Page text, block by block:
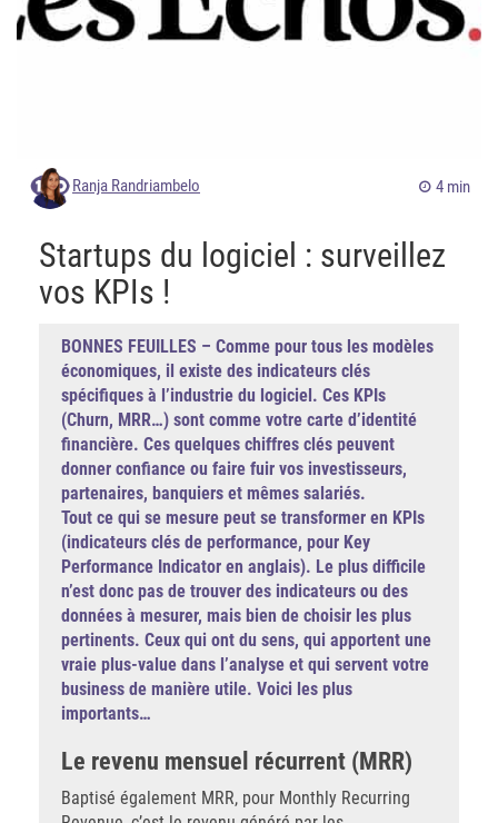
Ranja Randriambelo 4 min
Startups du logiciel : surveillez
vos KPIs !
BONNES FEUILLES – Comme pour tous les modèles
économiques, il existe des indicateurs clés
spécifiques à l’industrie du logiciel. Ces KPIs
(Churn, MRR…) sont comme votre carte d’identité
financière. Ces quelques chiffres clés peuvent
donner confiance ou faire fuir vos investisseurs,
partenaires, banquiers et mêmes salariés.
Tout ce qui se mesure peut se transformer en KPIs
(indicateurs clés de performance, pour Key
Performance Indicator en anglais). Le plus difficile
n’est donc pas de trouver des indicateurs ou des
données à mesurer, mais bien de choisir les plus
pertinents. Ceux qui ont du sens, qui apportent une
vraie plus-value dans l’analyse et qui servent votre
business de manière utile. Voici les plus
importants…
Le revenu mensuel récurrent (MRR)
Baptisé également MRR, pour Monthly Recurring